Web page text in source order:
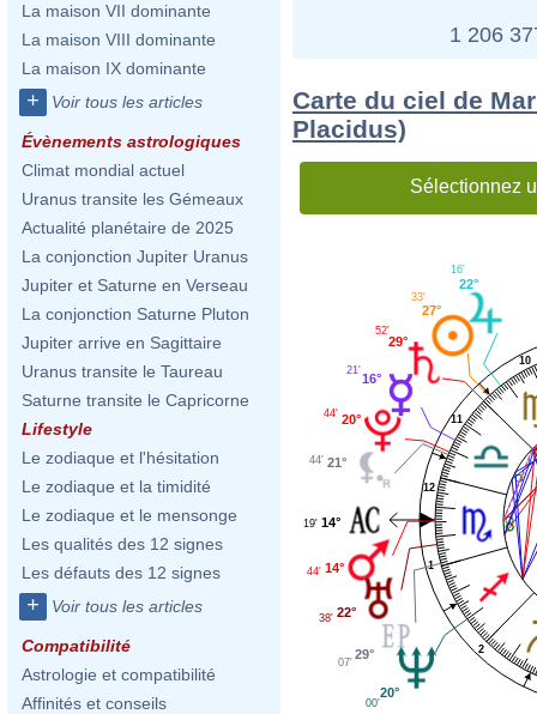
La maison VII dominante
La maison VIII dominante
La maison IX dominante
+ Voir tous les articles
Évènements astrologiques
Climat mondial actuel
Uranus transite les Gémeaux
Actualité planétaire de 2025
La conjonction Jupiter Uranus
Jupiter et Saturne en Verseau
La conjonction Saturne Pluton
Jupiter arrive en Sagittaire
Uranus transite le Taureau
Saturne transite le Capricorne
Lifestyle
Le zodiaque et l'hésitation
Le zodiaque et la timidité
Le zodiaque et le mensonge
Les qualités des 12 signes
Les défauts des 12 signes
+ Voir tous les articles
Compatibilité
Astrologie et compatibilité
Affinités et conseils
1 206
Carte du ciel de
Placidus)
Sélectionnez
1
2
10
11
12
22°
16'
27°
33'
29°
52'
16°
21'
20°
44'
21°
44'
14°
19'
14°
44'
22°
38'
29°
07'
20°
00'